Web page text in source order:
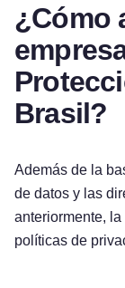
¿Cómo
Brasil?
Además de la
de datos y las
anteriormente,
políticas de